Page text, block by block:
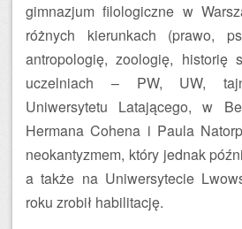
gimnazjum filologiczne w
różnych kierunkach (prawo,
antropologię, zoologię, historię
uczelniach – PW, UW,
Uniwersytetu Latającego, w
Hermana Cohena i Paula
neokantyzmem, który jednak
a także na Uniwersytecie
roku zrobił habilitację.